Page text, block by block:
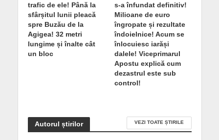
trafic de ele! Până la
sfârșitul lunii pleacă
spre Buzău de la
Agigea! 32 metri
lungime și înalte cât
un bloc
s-a înfundat definitiv!
Milioane de euro
îngropate și rezultate
îndoielnice! Acum se
înlocuiesc iarăși
dalele! Viceprimarul
Apostu explică cum
dezastrul este sub
control!
Autorul știrilor VEZI TOATE ȘTIRILE